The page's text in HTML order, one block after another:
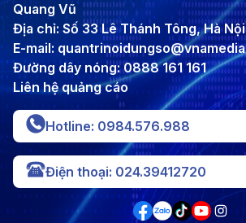
Quang Vũ
Địa chỉ: Số 33 Lê Thánh Tông, Hà
E-mail:
Đường dây nóng: 0888 161 161
Liên hệ quảng cáo
Hotline: 0984.576.988
Điện thoại: 024.39412720